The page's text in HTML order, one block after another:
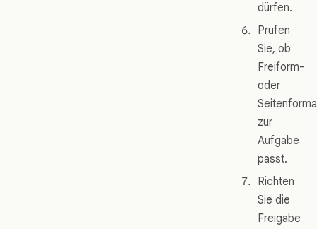
dürfen.
Prüfen
Sie, ob
Freiform-
oder
zur
Aufgabe
passt.
Richten
Sie die
Freigabe